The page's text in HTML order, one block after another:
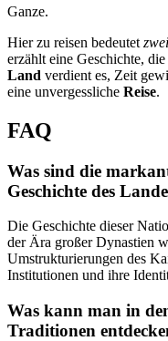
Ganze.
Hier zu reisen bedeutet
erzählt eine Geschichte,
Land verdient es, Zeit
eine unvergessliche Reise.
FAQ
Was sind die
Geschichte des
Die Geschichte dieser
der Ära großer Dynastien
Umstrukturierungen des
Institutionen und ihre
Was kann man in
Traditionen